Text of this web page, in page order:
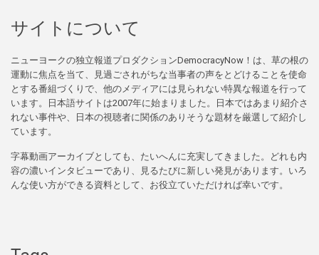
サイトについて
ニューヨークの独立報道プロダクションDemocracyNow！は、草の根の
運動に焦点を当て、見過ごされがちな当事者の声をとどけることを使命
とする番組づくりで、他のメディアには見られない特異な報道を行って
います。日本語サイトは2007年に始まりました。日本ではあまり紹介さ
れない事件や、日本の視聴者に関係のありそうな題材を厳選して紹介し
ています。
字幕動画アーカイブとしても、たいへんに充実してきました。どれも内
容の濃いインタビューであり、見るたびに新しい発見があります。いろ
んな使い方ができる資料として、お役立ていただければ幸いです。